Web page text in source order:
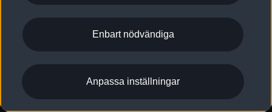
Lediga tjänster huvudkontor
Lediga tjänster hos Audi Återförsäljare
Kommentar till mediauppgifter om dataläcka
Enbart nödvändiga
Anpassa inställningar